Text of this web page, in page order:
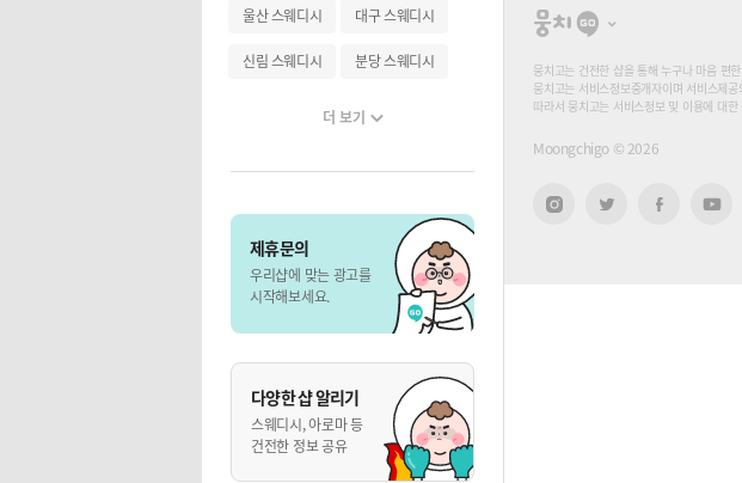
울산 스웨디시 대구 스웨디시
신림 스웨디시 분당 스웨디시
더 보기
제휴문의
우리샵에 맞는 광고를
시작해보세요.
다양한 샵 알리기
스웨디시, 아로마 등
건전한 정보 공유
뭉
고
뭉치고는 건전한 샵을 통해 누구나 마음 편
뭉치고는 서비스정보중개자이며 서비스제
따라서 뭉치고는 서비스정보 및 이용에 대
Moongchigo © 2026